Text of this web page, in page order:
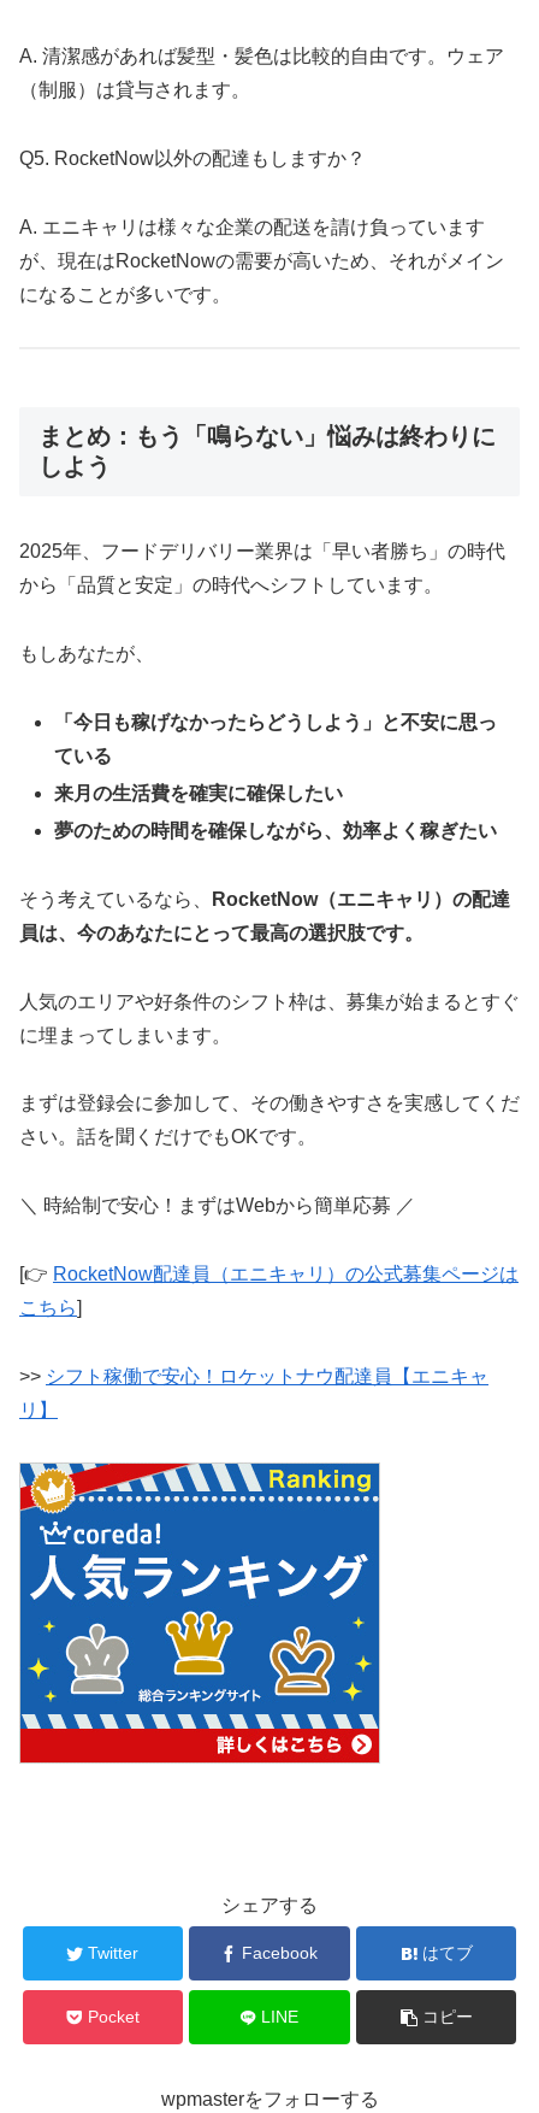
A. 清潔感があれば髪型・髪色は比較的自由です。ウェア
（制服）は貸与されます。
Q5. RocketNow以外の配達もしますか？
A. エニキャリは様々な企業の配送を請け負っています
が、現在はRocketNowの需要が高いため、それがメイン
になることが多いです。
まとめ：もう「鳴らない」悩みは終わりに
しよう
2025年、フードデリバリー業界は「早い者勝ち」の時代
から「品質と安定」の時代へシフトしています。
もしあなたが、
「今日も稼げなかったらどうしよう」と不安に思っ
ている
来月の生活費を確実に確保したい
夢のための時間を確保しながら、効率よく稼ぎたい
そう考えているなら、
RocketNow（エニキャリ）の配達
員は、今のあなたにとって最高の選択肢です。
人気のエリアや好条件のシフト枠は、募集が始まるとすぐ
に埋まってしまいます。
まずは登録会に参加して、その働きやすさを実感してくだ
さい。話を聞くだけでもOKです。
＼ 時給制で安心！まずはWebから簡単応募 ／
[👉 RocketNow配達員（エニキャリ）の公式募集ページは
こちら]
>> シフト稼働で安心！ロケットナウ配達員【エニキャ
リ】
シェアする
Twitter Facebook はてブ
Pocket LINE コピー
wpmasterをフォローする